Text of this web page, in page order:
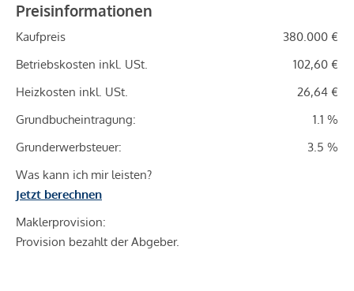
Preisinformationen
Kaufpreis
380.000 €
Betriebskosten inkl. USt.
102,60 €
Heizkosten inkl. USt.
26,64 €
Grundbucheintragung:
1.1 %
Grunderwerbsteuer:
3.5 %
Was kann ich mir leisten?
Jetzt berechnen
Maklerprovision:
Provision bezahlt der Abgeber.